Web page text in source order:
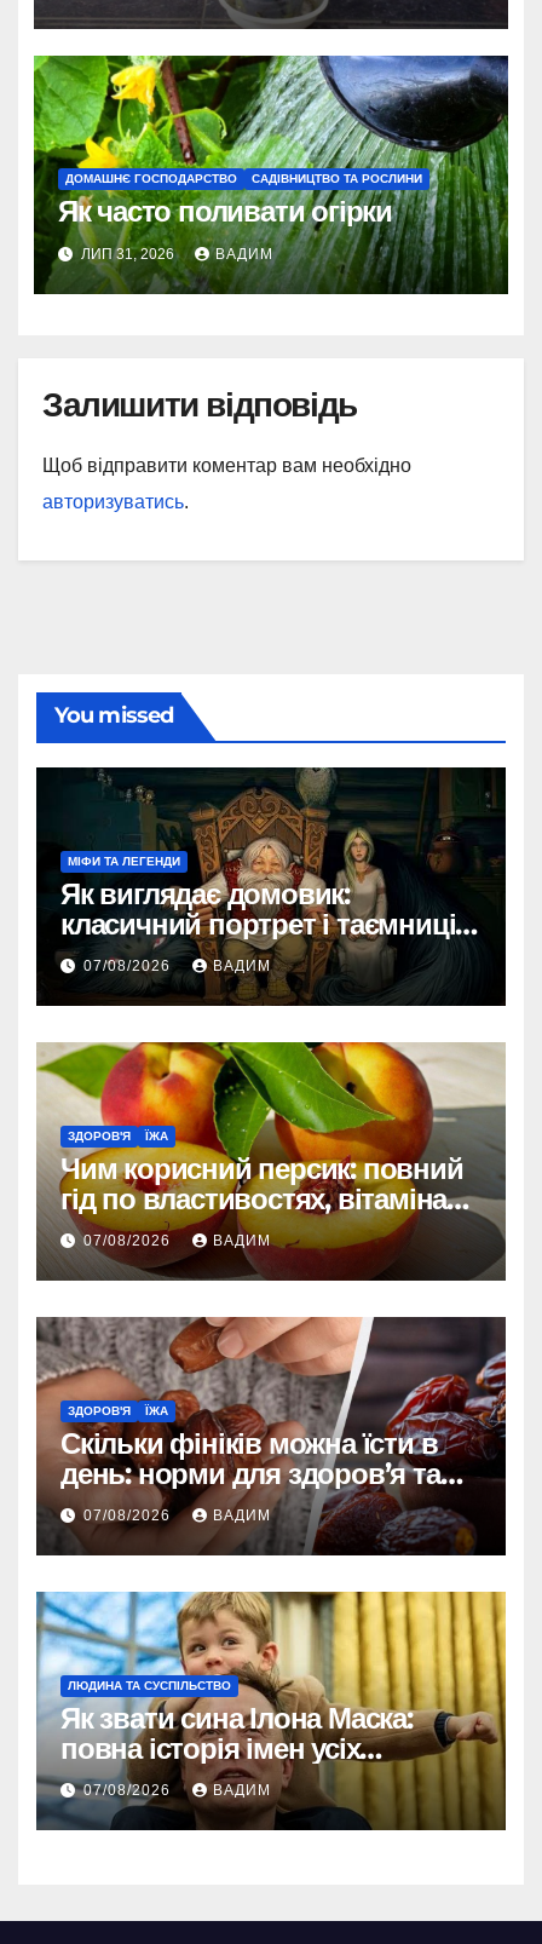
ДОМАШНЄ ГОСПОДАРСТВО САДІВНИЦТВО ТА РОСЛИНИ
Як часто поливати огірки
ЛИП 31, 2026 ВАДИМ
Залишити відповідь
Щоб відправити коментар вам необхідно
авторизуватись.
You missed
МІФИ ТА ЛЕГЕНДИ
Як виглядає домовик:
класичний портрет і таємниці
зовнішності
07/08/2026 ВАДИМ
ЗДОРОВ'Я ЇЖА
Чим корисний персик: повний
гід по властивостях, вітамінах і
впливі на організм
07/08/2026 ВАДИМ
ЗДОРОВ'Я ЇЖА
Скільки фініків можна їсти в
день: норми для здоров’я та
енергії
07/08/2026 ВАДИМ
ЛЮДИНА ТА СУСПІЛЬСТВО
Як звати сина Ілона Маска:
повна історія імен усіх
хлопчиків мільярдера
07/08/2026 ВАДИМ